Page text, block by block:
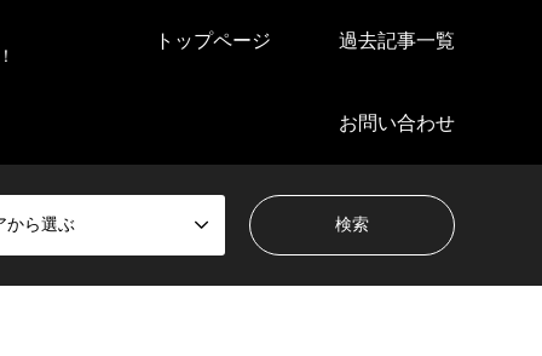
トップページ 過去記事一覧
お問い合わせ
から選ぶ